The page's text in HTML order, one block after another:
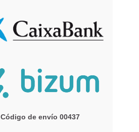
Código de envío 00437